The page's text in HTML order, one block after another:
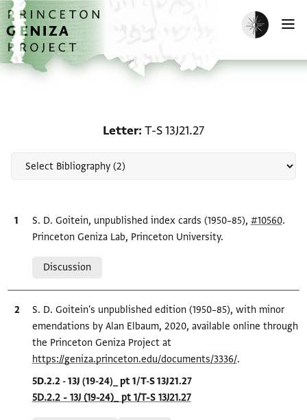
Skip to main content
home
Enable dark
Letter T-S 13J21.27
Bibliographic citation
S. D. Goitein, unpublished index cards (1950–85), #10560.
Princeton Geniza Lab, Princeton University.
Discussion
Bibliographic citation
S. D. Goitein's unpublished edition (1950–85), with minor
emendations by Alan Elbaum, 2020, available online through
the Princeton Geniza Project at
https://geniza.princeton.edu/documents/3336/.
Location in source
5D.2.2 - 13J (19-24)_ pt 1/T-S 13J21.27
5D.2.2 - 13J (19-24)_ pt 1/T-S 13J21.27